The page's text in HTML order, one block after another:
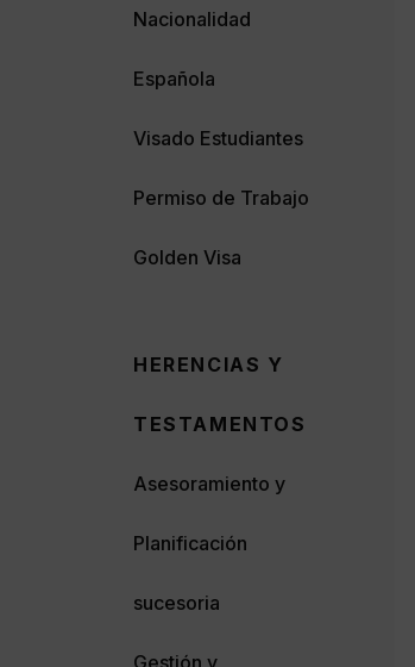
Nacionalidad
Española
Visado Estudiantes
Permiso de Trabajo
Golden Visa
HERENCIAS Y
TESTAMENTOS
Asesoramiento y
Planificación
sucesoria
Gestión y